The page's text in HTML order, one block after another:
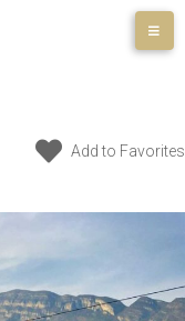
Add to Favorites